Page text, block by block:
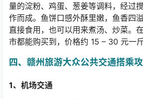
量的淀粉、鸡蛋、葱姜等调料，经过
作而成。鱼饼口感外酥里嫩，鱼香四
直接食用，也可以用来煮汤、炒菜。
市都能购买到，价格约 15 – 30 元一斤
四、赣州旅游大众公共交通搭乘
1、机场交通